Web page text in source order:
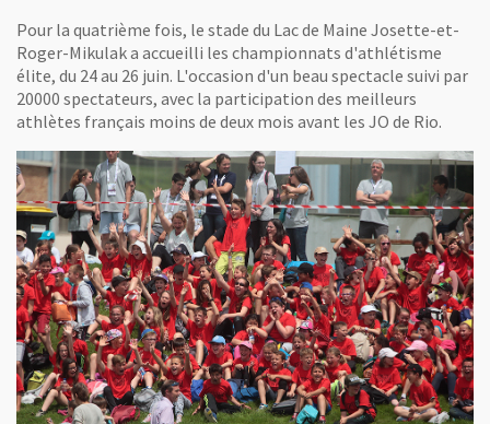
Pour la quatrième fois, le stade du Lac de Maine Josette-et-
Roger-Mikulak a accueilli les championnats d'athlétisme
élite, du 24 au 26 juin. L'occasion d'un beau spectacle suivi par
20000 spectateurs, avec la participation des meilleurs
athlètes français moins de deux mois avant les JO de Rio.